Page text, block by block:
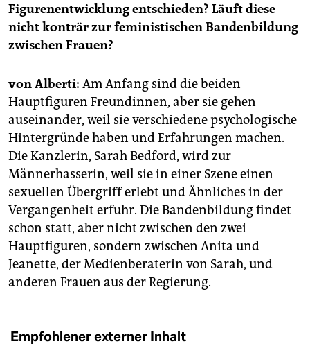
Figurenentwicklung entschieden? Läuft diese
nicht konträr zur feministischen Bandenbildung
zwischen Frauen?
von Alberti: Am Anfang sind die beiden
Hauptfiguren Freundinnen, aber sie gehen
auseinander, weil sie verschiedene psychologische
Hintergründe haben und Erfahrungen machen.
Die Kanzlerin, Sarah Bedford, wird zur
Männerhasserin, weil sie in einer Szene einen
sexuellen Übergriff erlebt und Ähnliches in der
Vergangenheit erfuhr. Die Bandenbildung findet
schon statt, aber nicht zwischen den zwei
Hauptfiguren, sondern zwischen Anita und
Jeanette, der Medienberaterin von Sarah, und
anderen Frauen aus der Regierung.
Empfohlener externer Inhalt